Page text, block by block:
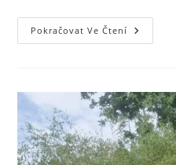
Pokračovat Ve Čtení